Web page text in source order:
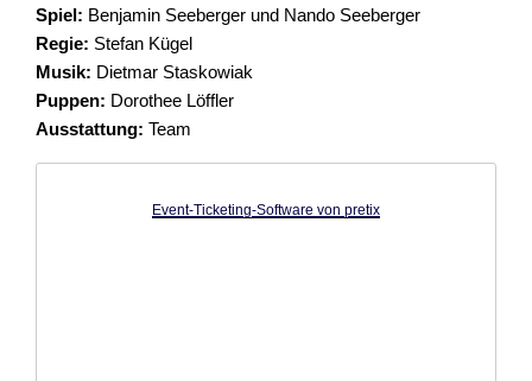
Spiel: Benjamin Seeberger und Nando Seeberger
Regie: Stefan Kügel
Musik: Dietmar Staskowiak
Puppen: Dorothee Löffler
Ausstattung: Team
Event-Ticketing-Software von pretix